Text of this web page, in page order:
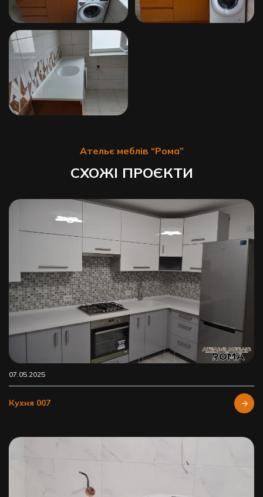
Ательє меблів “Рома”
СХОЖІ ПРОЄКТИ
07.05.2025
Кухня 007